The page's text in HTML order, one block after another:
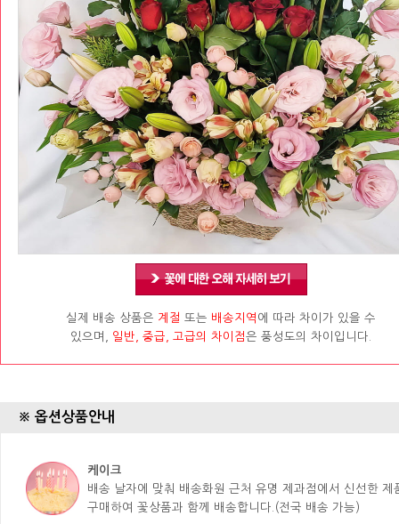
실제 배송 상품은 계절 또는 배송지역 에 따라 차이가 있을 수
있으며, 일반, 중급, 고급의 차이점은 풍성도의 차이입니다.
※ 옵션상품안내
케이크
배송 날자에 맞춰 배송화원 근처 유명 제과점에서 신선한 제
구매하여 꽃상품과 함께 배송합니다.(전국 배송 가능)